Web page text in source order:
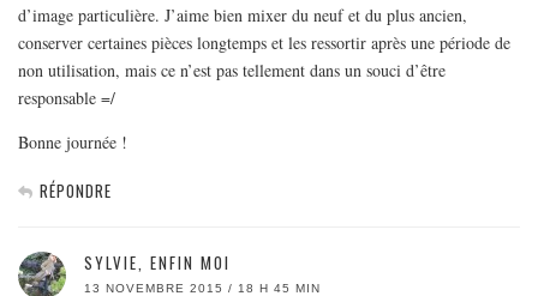
d’image particulière. J’aime bien mixer du neuf et du plus ancien,
conserver certaines pièces longtemps et les ressortir après une période de
non utilisation, mais ce n’est pas tellement dans un souci d’être
responsable =/
Bonne journée !
RÉPONDRE
SYLVIE, ENFIN MOI
13 NOVEMBRE 2015 / 18 H 45 MIN